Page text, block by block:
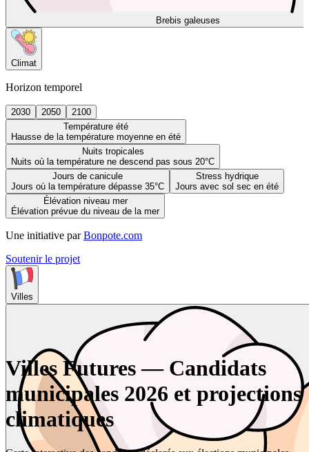
Brebis galeuses
Climat
Horizon temporel
2030 2050
2100
Température été
Hausse de la température moyenne en été
Nuits tropicales
Nuits où la température ne descend pas sous 20°C
Jours de canicule
Jours où la température dépasse 35°C
Stress hydrique
Jours avec sol sec en été
Élévation niveau mer
Élévation prévue du niveau de la mer
Une initiative par Bonpote.com
Soutenir le projet
Villes
Villes Futures — Candidats
municipales 2026 et projections
climatiques